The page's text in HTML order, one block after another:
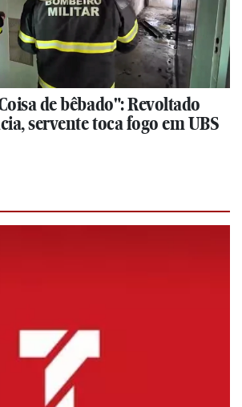
de bêbado": Revoltado
servente toca fogo em UBS